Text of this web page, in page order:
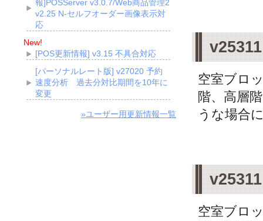
空室ブロ
階、高層
うな場合
空室ブロ
報]POSServer v3.0.7/Web商品管理2
v2.25 N-セルフオーダー画像表示対
応
New!
[POS更新情報] v3.15 不具合対応
[パーソナルレート版] v27020 予約
速度分析 過去分対比期間を10年に
変更
»ユーザー用更新情報一覧